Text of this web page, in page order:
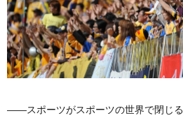
――スポーツがスポーツの世界で閉じ